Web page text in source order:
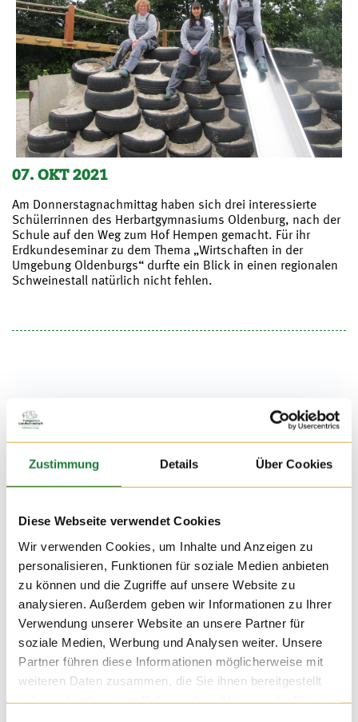
Zustimmung Details Über Cookies
Diese Webseite verwendet Cookies
Wir verwenden Cookies, um Inhalte und Anzeigen zu
personalisieren, Funktionen für soziale Medien anbieten
zu können und die Zugriffe auf unsere Website zu
analysieren. Außerdem geben wir Informationen zu Ihrer
Verwendung unserer Website an unsere Partner für
soziale Medien, Werbung und Analysen weiter. Unsere
Partner führen diese Informationen möglicherweise mit
weiteren Daten zusammen, die Sie ihnen bereitgestellt
07. OKT 2021
Am Donnerstagnachmittag haben sich drei interessierte
Schülerrinnen des Herbartgymnasiums Oldenburg, nach der
Schule auf den Weg zum Hof Hempen gemacht. Für ihr
Erdkundeseminar zu dem Thema „Wirtschaften in der
Umgebung Oldenburgs“ durfte ein Blick in einen regionalen
Schweinestall natürlich nicht fehlen.
05. OKT 2021
Am Dienstagmorgen haben wir auf dem Hof Hatke zwei 8.
Klassen der Oberschule Bösel empfangen dürfen. Mit der